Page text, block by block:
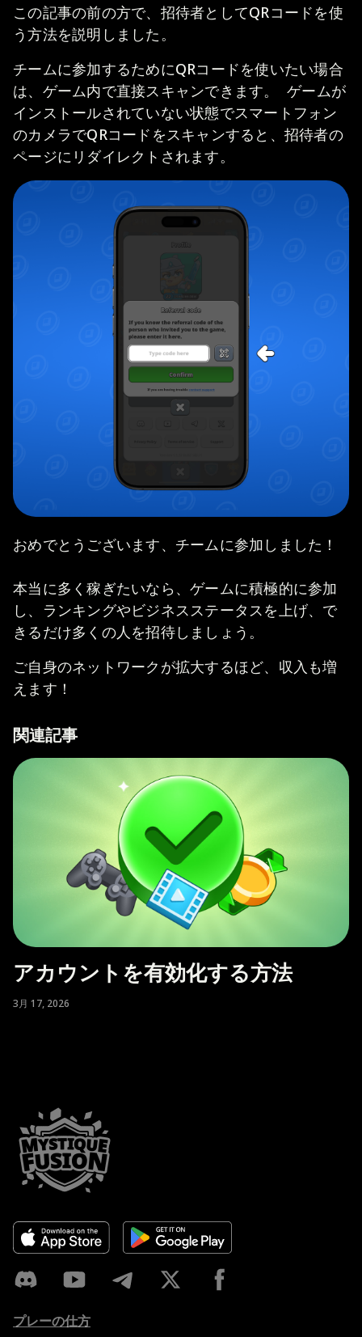
この記事の前の方で、招待者としてQRコードを使
う方法を説明しました。
チームに参加するためにQRコードを使いたい場合
は、ゲーム内で直接スキャンできます。 ゲームが
インストールされていない状態でスマートフォン
のカメラでQRコードをスキャンすると、招待者の
ページにリダイレクトされます。
おめでとうございます、チームに参加しました！
本当に多く稼ぎたいなら、ゲームに積極的に参加
し、ランキングやビジネスステータスを上げ、で
きるだけ多くの人を招待しましょう。
ご自身のネットワークが拡大するほど、収入も増
えます！
関連記事
アカウントを有効化する方法
3月 17, 2026
プレーの仕方